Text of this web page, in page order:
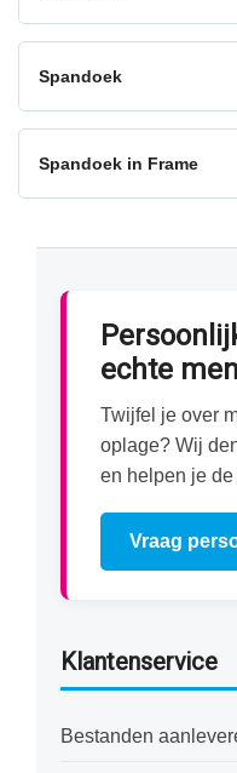
Spandoek
Spandoek in Frame
echte
Twijfel je over
oplage? Wij
en helpen je
Vraag
Klantenservice
Bestanden